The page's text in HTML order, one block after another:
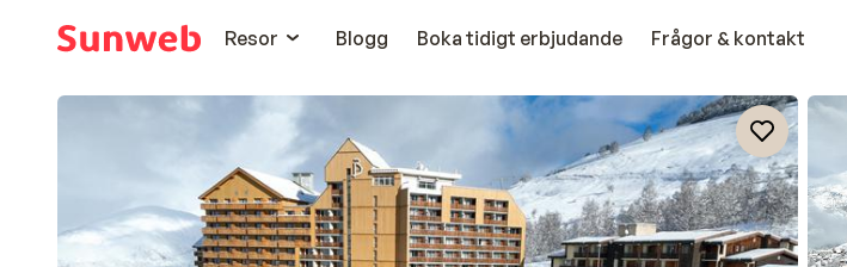
Resor
Blogg Boka tidigt erbjudande Frågor & kontakt